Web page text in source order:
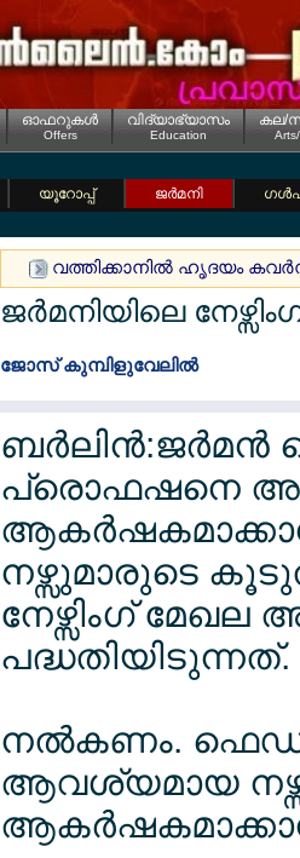
ഓഫറുകള്‍
Offers
വിദ്യാഭ്യാസം
Education
കല/
യൂറോപ്പ് ജര്‍മനി
വത്തിക്കാനില്‍ ഹൃദയം
ജര്‍മനിയിലെ
ജോസ് കുമ്പിളുവേലില്‍
ബര്‍ലിന്‍:ജര്‍മന്‍
പ്രൊഫഷനെ
നഴ്സുമാരുടെ
നേഴ്സിംഗ് മേഖല
പദ്ധതിയിടുന്നത്.
നല്‍കണം.
ആവശ്യമായ
ആകര്‍ഷകമാക്കാന്‍